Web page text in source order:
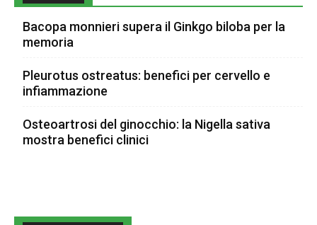
Bacopa monnieri supera il Ginkgo biloba per la
memoria
Pleurotus ostreatus: benefici per cervello e
infiammazione
Osteoartrosi del ginocchio: la Nigella sativa
mostra benefici clinici